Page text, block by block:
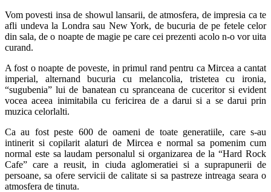
Vom povesti insa de showul lansarii, de atmosfera, de impresia ca te
afli undeva la Londra sau New York, de bucuria de pe fetele celor
din sala, de o noapte de magie pe care cei prezenti acolo n-o vor uita
curand.
A fost o noapte de poveste, in primul rand pentru ca Mircea a cantat
imperial, alternand bucuria cu melancolia, tristetea cu ironia,
“sugubenia” lui de banatean cu spranceana de cuceritor si evident
vocea aceea inimitabila cu fericirea de a darui si a se darui prin
muzica celorlalti.
Ca au fost peste 600 de oameni de toate generatiile, care s-au
intinerit si copilarit alaturi de Mircea e normal sa pomenim cum
normal este sa laudam personalul si organizarea de la “Hard Rock
Cafe” care a reusit, in ciuda aglomeratiei si a suprapunerii de
persoane, sa ofere servicii de calitate si sa pastreze intreaga seara o
atmosfera de tinuta.